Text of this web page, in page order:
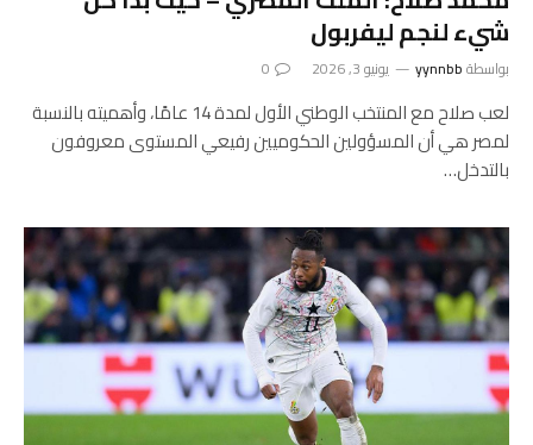
شيء لنجم ليفربول
بواسطةyynnbb يونيو 3, 2026 0
لعب صلاح مع المنتخب الوطني الأول لمدة 14 عامًا، وأهميته بالنسبة
لمصر هي أن المسؤولين الحكوميين رفيعي المستوى معروفون
بالتدخل…